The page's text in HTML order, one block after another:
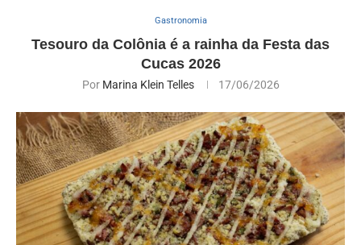
Gastronomia
Tesouro da Colônia é a rainha da Festa das
Cucas 2026
Por Marina Klein Telles 17/06/2026